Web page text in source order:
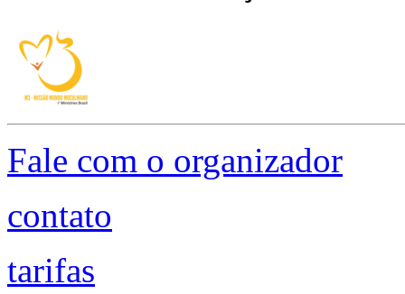
Fale com o organizador
contato
tarifas